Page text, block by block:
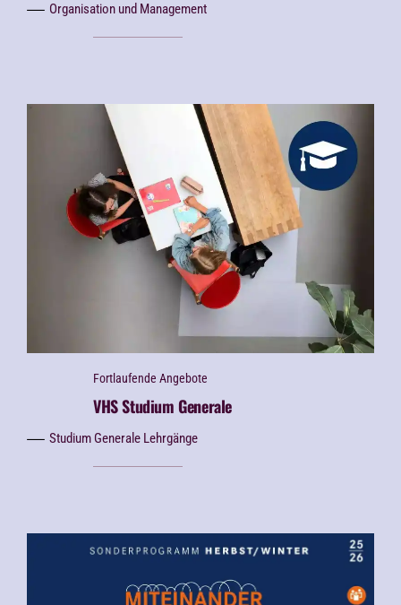
Organisation und Management
Fortlaufende Angebote
VHS Studium Generale
Studium Generale Lehrgänge